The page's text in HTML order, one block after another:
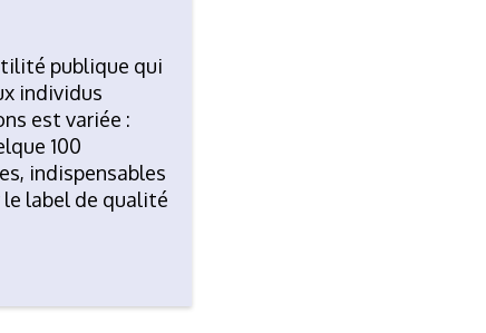
publique qui
individus
est variée :
100
indispensables
label de qualité